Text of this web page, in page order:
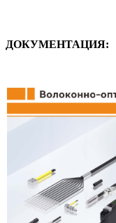
ДОКУМЕНТАЦИЯ: